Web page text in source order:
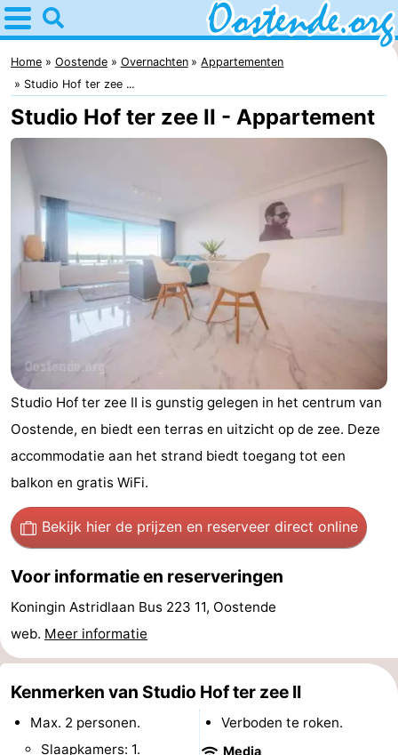
Home
Oostende
Tips
Voor
Appartementen
Bed
(&
breakfasts)
Campings
Hotels
Vakantiehuizen
-
Breeduyn
-
minutes
Strand
Zien
doen
Bezienswaardigheden
-
Musea
-
Monumenten
Home Oostende Overnachten
Appartementen
Studio Hof ter zee ...
Studio Hof ter zee II - Appartement
Studio Hof ter zee II is gunstig gelegen in het centrum van
Oostende, en biedt een terras en uitzicht op de zee. Deze
accommodatie aan het strand biedt toegang tot een
balkon en gratis WiFi.
Bekijk hier de prijzen en reserveer direct online
Voor informatie en reserveringen
Koningin Astridlaan Bus 223 11, Oostende
web. Meer informatie
Kenmerken van Studio Hof ter zee II
Max. 2 personen.
Slaapkamers: 1.
Verboden te roken.
Media